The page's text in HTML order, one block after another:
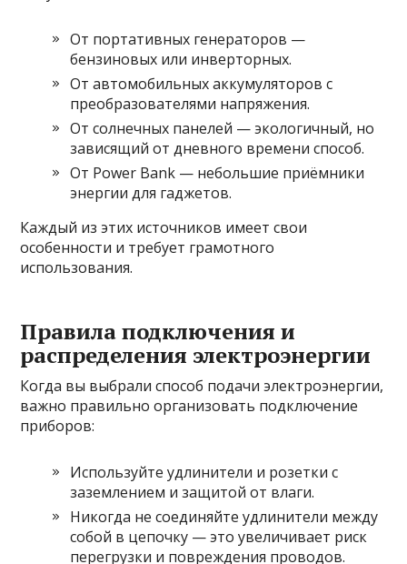
От портативных генераторов —
бензиновых или инверторных.
От автомобильных аккумуляторов с
преобразователями напряжения.
От солнечных панелей — экологичный, но
зависящий от дневного времени способ.
От Power Bank — небольшие приёмники
энергии для гаджетов.
Каждый из этих источников имеет свои
особенности и требует грамотного
использования.
Правила подключения и
распределения электроэнергии
Когда вы выбрали способ подачи электроэнергии,
важно правильно организовать подключение
приборов:
Используйте удлинители и розетки с
заземлением и защитой от влаги.
Никогда не соединяйте удлинители между
собой в цепочку — это увеличивает риск
перегрузки и повреждения проводов.